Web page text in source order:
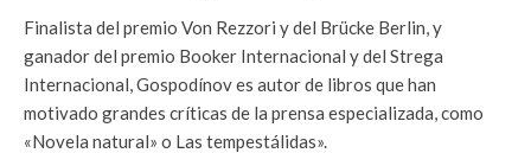
Finalista del premio Von Rezzori y del Brücke Berlin, y
ganador del premio Booker Internacional y del Strega
Internacional, Gospodínov es autor de libros que han
motivado grandes críticas de la prensa especializada, como
«Novela natural» o Las tempestálidas».